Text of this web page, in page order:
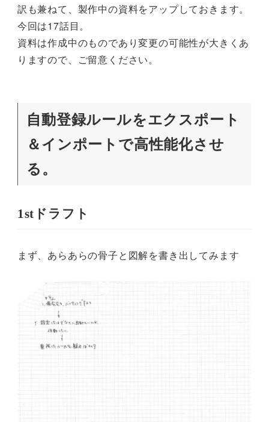
訳も兼ねて、製作中の資料をアップしておきます。
今回は17話目。
資料は作成中のものであり変更の可能性が大きくあ
りますので、ご留意ください。
自動登録ルールをエクスポート
＆インポートで高性能化させ
る。
1stドラフト
まず、あらあらの骨子と図解を書き出してみます